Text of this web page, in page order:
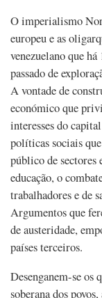
O imperialismo
europeu e as
venezuelano que
passado de
A vontade de
económico que
interesses do
políticas sociais
público de sectores
educação, o
trabalhadores e de
Argumentos que
de austeridade,
países terceiros.
Desenganem-se os
soberana dos